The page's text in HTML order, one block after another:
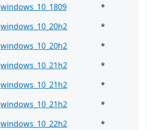
windows_10_1809
*
windows_10_20h2
*
windows_10_20h2
*
windows_10_21h2
*
windows_10_21h2
*
windows_10_21h2
*
windows_10_22h2
*